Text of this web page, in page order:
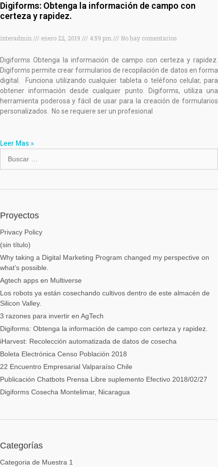
Digiforms: Obtenga la información de campo con
certeza y rapidez.
interadmin enero 22, 2019 4:59 pm No hay comentarios
Digiforms Obtenga la información de campo con certeza y rapidez.
Digiforms permite crear formularios de recopilación de datos en forma
digital. Funciona utilizando cualquier tableta o teléfono celular, para
obtener información desde cualquier punto. Digiforms, utiliza una
herramienta poderosa y fácil de usar para la creación de formularios
personalizados. No se requiere ser un profesional
Leer Mas »
Proyectos
Privacy Policy
(sin título)
Why taking a Digital Marketing Program changed my perspective on
what’s possible.
Agtech apps en Multiverse
Los robots ya están cosechando cultivos dentro de este almacén de
Silicon Valley.
3 razones para invertir en AgTech
Digiforms: Obtenga la información de campo con certeza y rapidez.
iHarvest: Recolección automatizada de datos de cosecha
Boleta Electrónica Censo Población 2018
22 Encuentro Empresarial Valparaíso Chile
Publicación Chatbots Prensa Libre suplemento Efectivo 2018/02/27
Digiforms Cosecha Montelimar, Nicaragua
Categorías
Categoria de Muestra 1